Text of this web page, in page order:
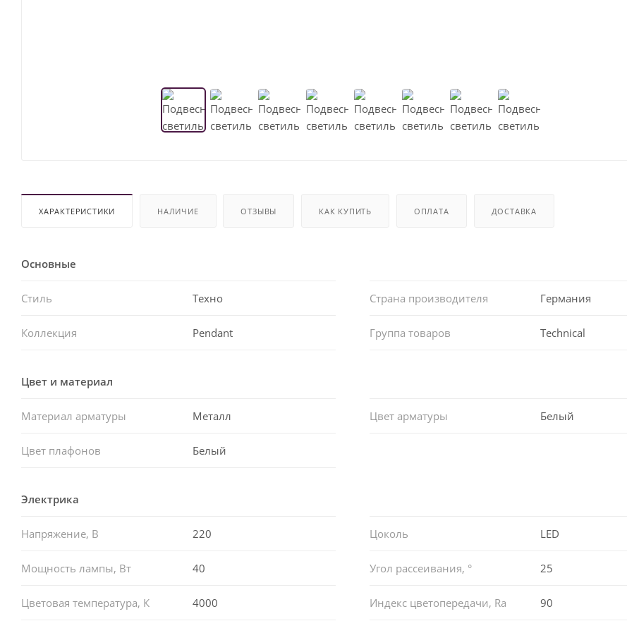
ХАРАКТЕРИСТИКИ НАЛИЧИЕ ОТЗЫВЫ КАК КУПИТЬ ОПЛАТА ДОСТАВКА
Основные
Стиль Техно Страна производителя Германия
Коллекция Pendant Группа товаров Technical
Цвет и материал
Материал арматуры Металл Цвет арматуры Белый
Цвет плафонов Белый
Электрика
Напряжение, В 220 Цоколь LED
Мощность лампы, Вт 40 Угол рассеивания, ° 25
Цветовая температура, К 4000 Индекс цветопередачи, Ra 90